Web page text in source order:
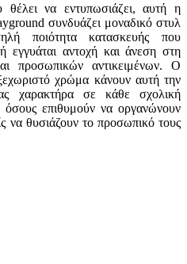
θέλει να εντυπωσιάζει, αυτή η
συνδυάζει μοναδικό στυλ
ποιότητα κατασκευής που
εγγυάται αντοχή και άνεση στη
προσωπικών αντικειμένων. Ο
χρώμα κάνουν αυτή την
χαρακτήρα σε κάθε σχολική
όσους επιθυμούν να οργανώνουν
να θυσιάζουν το προσωπικό τους